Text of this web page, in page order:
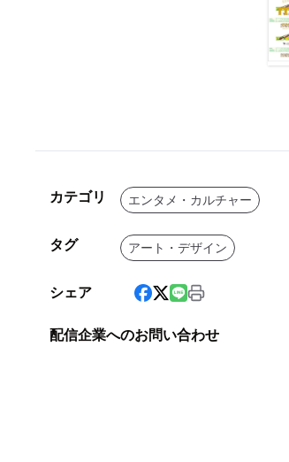
カテゴリ エンタメ・カルチャー
タグ アート・デザイン
シェア
配信企業へのお問い合わせ